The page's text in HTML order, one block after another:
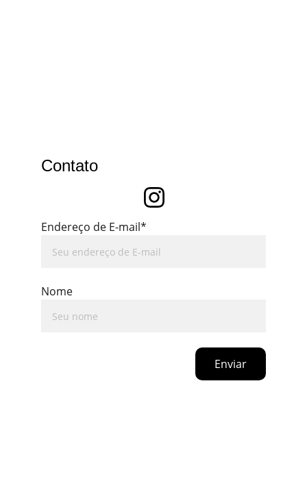
Contato
Endereço de E-mail*
Nome
Enviar